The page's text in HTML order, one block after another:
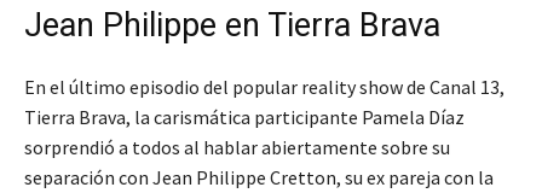
Jean Philippe en Tierra Brava
En el último episodio del popular reality show de Canal 13,
Tierra Brava, la carismática participante Pamela Díaz
sorprendió a todos al hablar abiertamente sobre su
separación con Jean Philippe Cretton, su ex pareja con la